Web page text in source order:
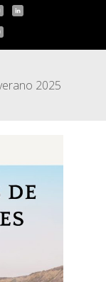
2025